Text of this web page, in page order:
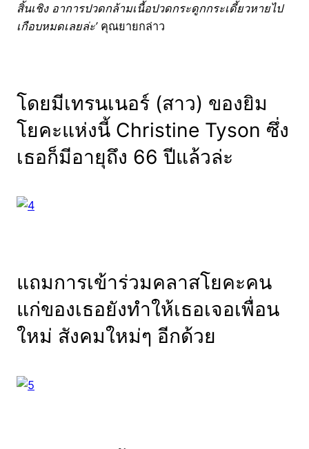
สิ้นเชิง อาการปวดกล้ามเนื้อปวดกระดูกกระเดี้ยวหายไป
เกือบหมดเลยล่ะ’คุณยายกล่าว
โดยมีเทรนเนอร์ (สาว) ของยิม
โยคะแห่งนี้ Christine Tyson ซึ่ง
เธอก็มีอายุถึง 66 ปีแล้วล่ะ
แถมการเข้าร่วมคลาสโยคะคน
แก่ของเธอยังทำให้เธอเจอเพื่อน
ใหม่ สังคมใหม่ๆ อีกด้วย